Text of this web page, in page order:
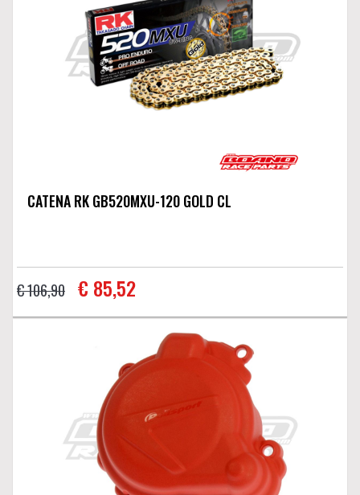
CATENA RK GB520MXU-120 GOLD CL
€ 106,90 € 85,52